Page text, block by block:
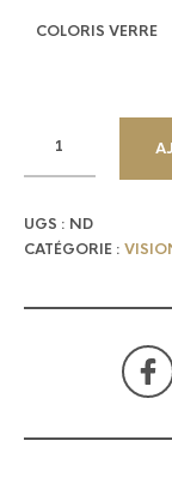
COLORIS VERRE
UGS : ND
CATÉGORIE :